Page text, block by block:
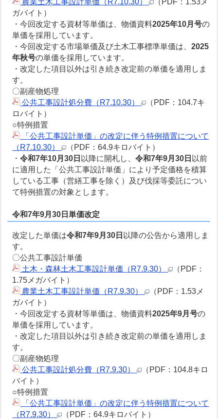
農業土木工事設計単価（R7.10.30）
（PDF：1.53メ
ガバイト）
・今回改定する資材等単価は、物価資料2025年10月号の
単価を採用しています。
・今回改定する市場単価及び土木工事標準単価は、2025
年秋号の単価を採用しています。
・改定した項目以外は引き続き改定前の単価を適用しま
す。
〇副産物処理
公共工事設計処分費（R7.10.30）
（PDF：104.7キ
ロバイト）
○特例措置
「公共工事設計単価」の改定に伴う特例措置について
（R7.10.30）
（PDF：64.9キロバイト）
・令和7年10月30日 以降に開札し、令和7年9月30日 以前
に適用した「公共工事設計単価」により予定価格を積算
している工事（営繕工事を除く）及び伐採等委託につい
て特例措置の対象とします。
令和7年9月30日単価改定
改定した単価は令和7年9月30日 以降の公告から適用しま
す。
〇公共工事設計単価
土木・森林土木工事設計単価（R7.9.30）
（PDF：
1.75メガバイト）
農業土木工事設計単価（R7.9.30）
（PDF：1.53メ
ガバイト）
・今回改定する資材等単価は、物価資料2025年9月号の
単価を採用しています。
・改定した項目以外は引き続き改定前の単価を適用しま
す。
〇副産物処理
公共工事設計処分費（R7.9.30）
（PDF：104.8キロ
バイト）
○特例措置
「公共工事設計単価」の改定に伴う特例措置について
（R7.9.30）
（PDF：64.9キロバイト）